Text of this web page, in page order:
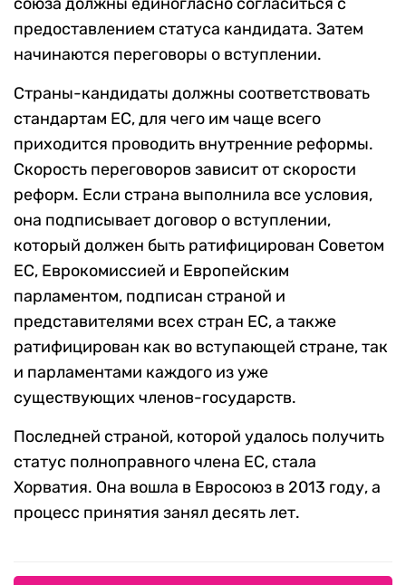
предоставлением статуса кандидата. Затем
начинаются переговоры о вступлении.
Страны-кандидаты должны соответствовать
стандартам ЕС, для чего им чаще всего
приходится проводить внутренние реформы.
Скорость переговоров зависит от скорости
реформ. Если страна выполнила все условия,
она подписывает договор о вступлении,
который должен быть ратифицирован Советом
ЕС, Еврокомиссией и Европейским
парламентом, подписан страной и
представителями всех стран ЕС, а также
ратифицирован как во вступающей стране, так
и парламентами каждого из уже
существующих членов-государств.
Последней страной, которой удалось получить
статус полноправного члена ЕС, стала
Хорватия. Она вошла в Евросоюз в 2013 году, а
процесс принятия занял десять лет.